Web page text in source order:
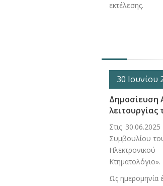
εκτέλεσης.
30 Ιουνίου
Δημοσίευση
Στις
Συμβουλίου
Κτηματολόγιο».
Ως ημερομηνία